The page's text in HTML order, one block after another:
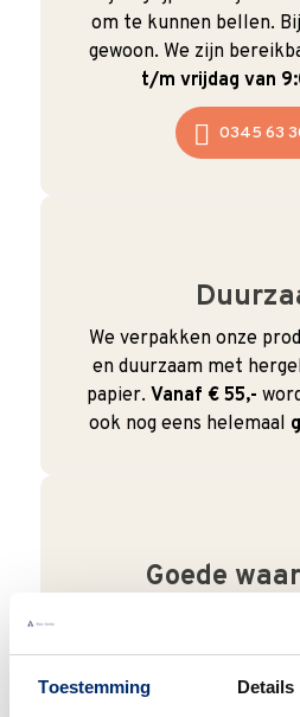
Toestemming Details
om te kunnen bellen.
gewoon. We zijn
t/m vrijdag van
0345 63
We verpakken onze
en duurzaam met
papier. Vanaf € 55,-
ook nog eens helemaal
Goede